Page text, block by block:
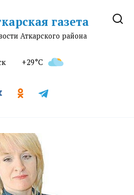
газета
Аткарского района
+29°C